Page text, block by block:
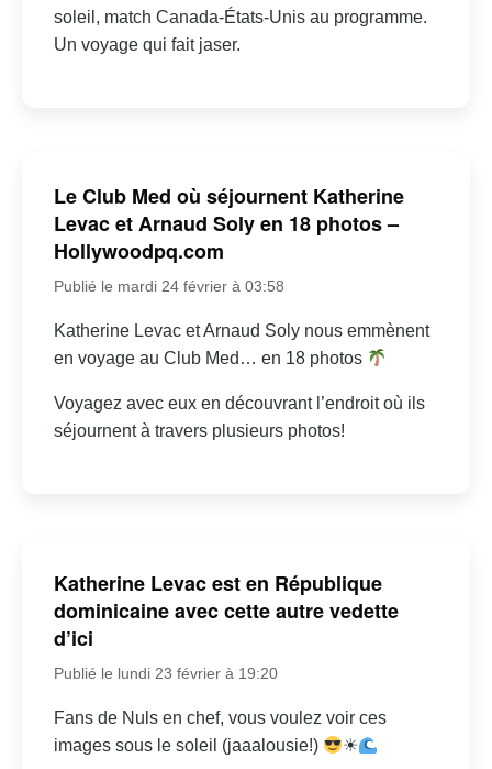
soleil, match Canada-États-Unis au programme.
Un voyage qui fait jaser.
Le Club Med où séjournent Katherine
Levac et Arnaud Soly en 18 photos –
Hollywoodpq.com
Publié le mardi 24 février à 03:58
Katherine Levac et Arnaud Soly nous emmènent
en voyage au Club Med… en 18 photos
Voyagez avec eux en découvrant l’endroit où ils
séjournent à travers plusieurs photos!
Katherine Levac est en République
dominicaine avec cette autre vedette
d’ici
Publié le lundi 23 février à 19:20
Fans de Nuls en chef, vous voulez voir ces
images sous le soleil (jaaalousie!)
☀